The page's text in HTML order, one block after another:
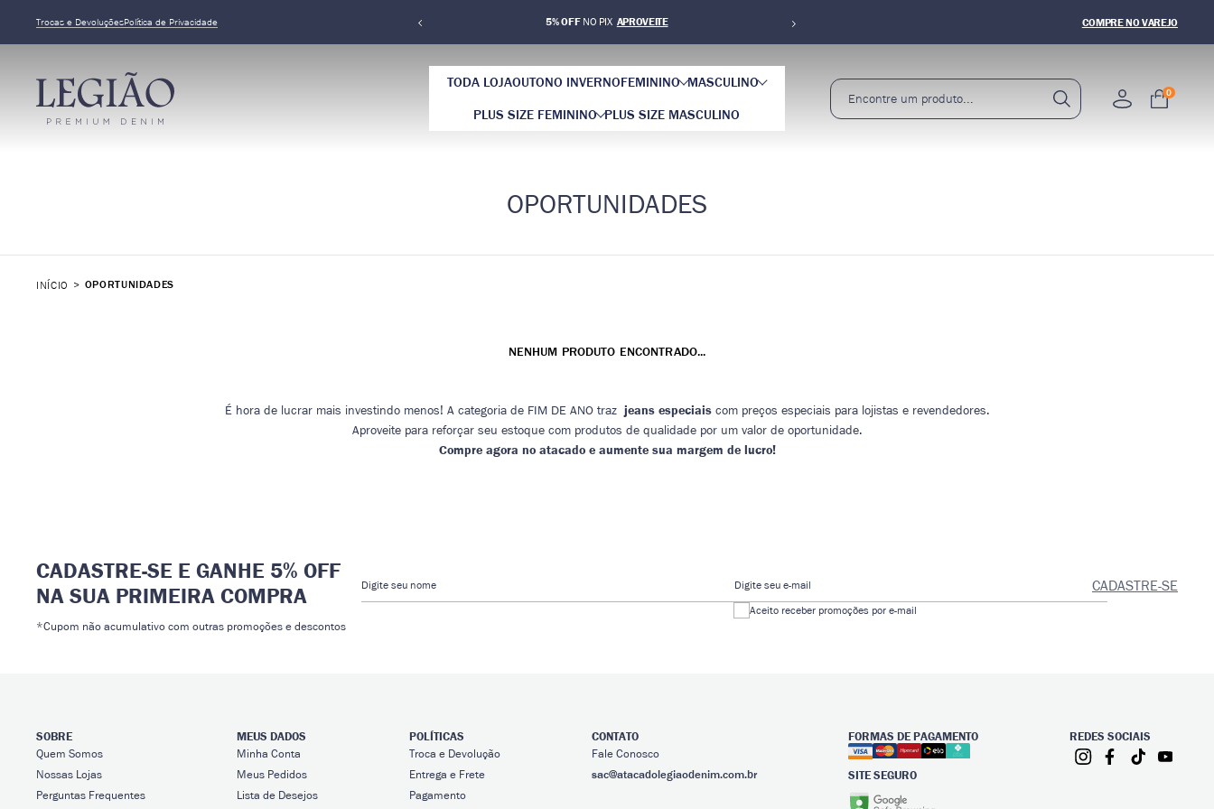
5% OFFNO PIX
Trocas e DevoluçõesPolítica de Privacidade COMPRE NO VAREJO
TODA LOJAOUTONO INVERNOFEMININO MASCULINO
PLUS SIZE FEMININO PLUS SIZE MASCULINO
0
OPORTUNIDADES
INÍCIO OPORTUNIDADES
NENHUM PRODUTO ENCONTRADO...
É hora de lucrar mais investindo menos! A categoria de FIM DE ANO traz jeans especiaiscom preços especiais para lojistas e revendedores.
Aproveite para reforçar seu estoque com produtos de qualidade por um valor de oportunidade.
Compre agora no atacado e aumente sua margem de lucro!
CADASTRE-SE E GANHE 5% OFF
NA SUA PRIMEIRA COMPRA
*Cupom não acumulativo com outras promoções e descontos
Digite seu nome Digite seu e-mail CADASTRE-SE
Aceito receber promoções por e-mail
SOBRE
Quem Somos
Nossas Lojas
Perguntas Frequentes
MEUS DADOS
Minha Conta
Meus Pedidos
Lista de Desejos
POLÍTICAS
Troca e Devolução
Entrega e Frete
Pagamento
CONTATO
Fale Conosco
sac@atacadolegiaodenim.com.br
FORMAS DE PAGAMENTO
SITE SEGURO
REDES SOCIAIS